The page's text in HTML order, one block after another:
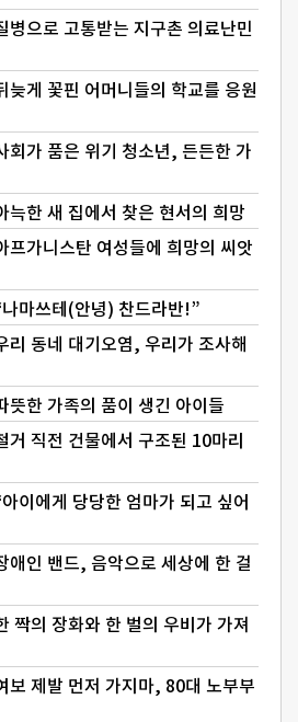
병으로 고통받는 지구촌 의료난민
늦게 꽃핀 어머니들의 학교를 응원
회가 품은 위기 청소년, 든든한 가
늑한 새 집에서 찾은 현서의 희망
프가니스탄 여성들에 희망의 씨앗
마쓰테(안녕) 찬드라반!”
리 동네 대기오염, 우리가 조사해
뜻한 가족의 품이 생긴 아이들
거 직전 건물에서 구조된 10마리
이에게 당당한 엄마가 되고 싶어
애인 밴드, 음악으로 세상에 한 걸
짝의 장화와 한 벌의 우비가 가져
보 제발 먼저 가지마, 80대 노부부